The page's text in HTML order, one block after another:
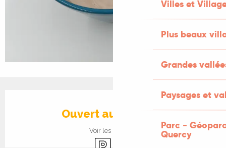
Villes et
Plus beaux
Grandes
Paysages et
Parc -
Quercy
Ouverture et coordonnées
Ouvert aujourd'hui
Voir les horaires
Parking